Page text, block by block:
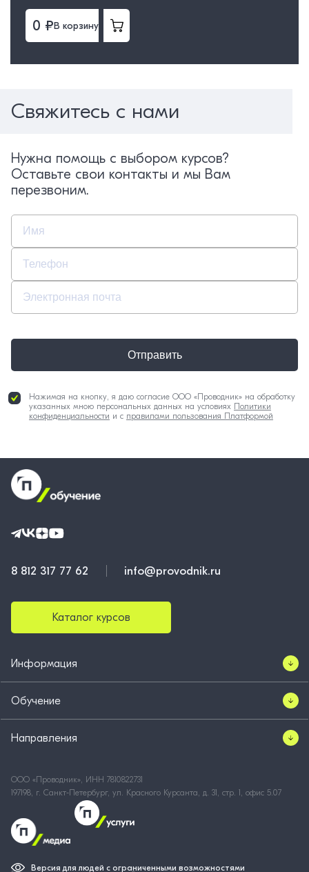
0 ₽В корзину
Свяжитесь с нами
Нужна помощь с выбором курсов?
Оставьте свои контакты и мы Вам
перезвоним.
Нажимая на кнопку, я даю согласие ООО «Проводник» на обработку
указанных мною персональных данных на условиях Политики
конфиденциальности и с правилами пользования Платформой
Отправить
8 812 317 77 62 info@provodnik.ru
Каталог курсов
Информация
Обучение
Направления
ООО «Проводник», ИНН 7810822731
197198, г. Санкт-Петербург, ул. Красного Курсанта, д. 31, стр. 1, офис 5.07
Версия для людей с ограниченными возможностями